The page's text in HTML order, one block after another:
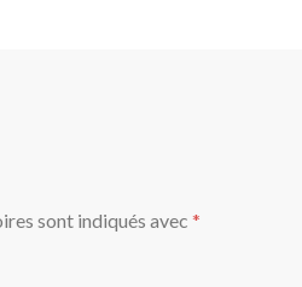
sont indiqués avec *